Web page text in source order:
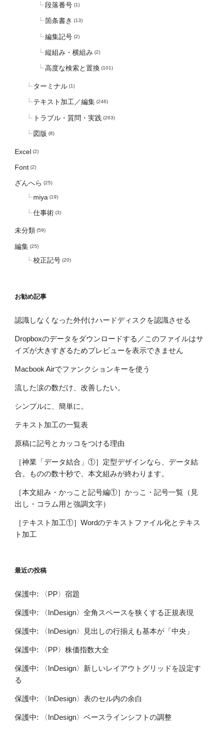
段落番号 (1)
箇条書き (13)
編集記号 (2)
縦組み・横組み (2)
高度な検索と置換 (101)
ターミナル (1)
テキスト加工／編集 (246)
トラブル・質問・実践 (263)
図版 (8)
Excel (2)
Font (2)
ざんへら (25)
miya (19)
仕事術 (3)
未分類 (59)
編集 (25)
校正記号 (20)
お勧め記事
認識しなくなった外付けハードディスクを認識させる
Dropboxのデータをダウンロードする／このファイルはサ
イズが大きすぎるためプレビューを表示できません
Macbook Airでファンクションキーを使う
流した涙の数だけ、改善したい。
シンプルに、簡単に。
テキスト加工の一覧表
原稿に記号とカッコをつける理由
［神業「データ結合」①］定型デザインなら、データ結
合。ものの数十秒で、本文組みが終わります。
［本文組み・かっこと記号編①］かっこ・記号一覧（見
出し・コラム用と強調文字）
［テキスト加工①］Wordのテキストファイル化とテキス
ト加工
最近の投稿
保護中: 〈PP〉宿題
保護中: 〈InDesign〉全角スペースを狭くする正規表現
保護中: 〈InDesign〉見出しの行揃えも基本が「中央」
保護中: 〈PP〉株価指数大全
保護中: 〈InDesign〉新しいレイアウトグリッドを設定す
る
保護中: 〈InDesign〉表のセル内の余白
保護中: 〈InDesign〉ベースラインシフトの調整